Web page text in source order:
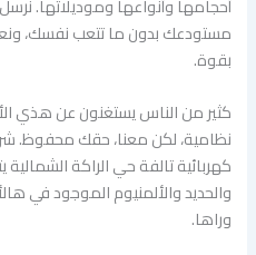
أحجامها وأنواعها وموديلاتها.
مستودعك بدون ما تتعب نفسك،
بقوة.
كثير من الناس يستغنون عن هذي
نظامية، لكن معنا، حقك محفوظ.
كهربائية تالفة حي الراكة
والحديد والألمنيوم الموجود في
وراها.